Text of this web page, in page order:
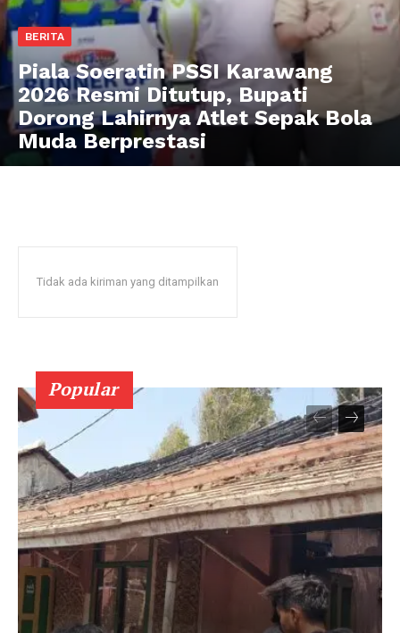
SUBSCRIBE NOW
Tentang Kami
Indeks Berita
BERITA
Piala Soeratin PSSI Karawang
2026 Resmi Ditutup, Bupati
Dorong Lahirnya Atlet Sepak Bola
Muda Berprestasi
Tidak ada kiriman yang ditampilkan
Popular